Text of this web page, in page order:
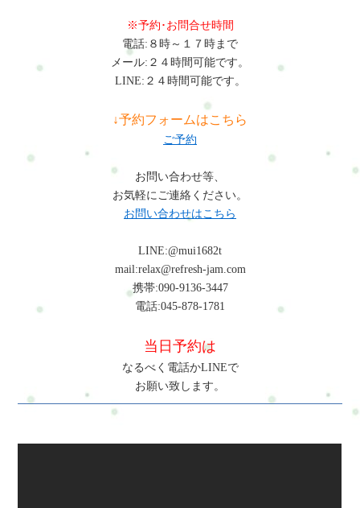
けられるカラダとココロづくりをサポートしています。よくあ
る質問Q:肩こりは仕事を続けながら改善できますか？A：はい、
姿勢改善と整体を併用することで仕事を続けながらでも十分改
善可能です。Q:どのくらいで楽になりますか？A：個人差はあり
ますが、早い方では数回の施術で軽さを実感されます。まとめ
野菜ソムリエは体に優しい仕事に見えて、実際には姿勢や作業
による負担が大きい職業です。日常のケアと整体を取り入れる
ことで、不調の予防と改善が可能になります。初めての方はま
ずこちらへRefresh Jamーロードマップ◆ 安心できる施術を、1度
体験してみるお申し込み方法はこちら・ホットペッパービュー
ティー…予約可・LINE公式…予約・トークでやり取り・お得情
るWEB予約…予約可※掲載サイトによって料金やコースが違い
ます。無理なく、安心して選んでくださいね。#ui-datepicker-
div{z-index:10000 !important;}.ui-datepicker-calendar th,.ui-
datepicker-calendar td{min-width:unset !important;}select.ui-
!important;gap:5px;}span.del + span.del{display:none !important;}お
問合せ・ご予約フォーム内容の確認以下の内容で送信します。
よろしいですか？氏名必須メールアドレス必須お問い合わせ内
容必須お問い合わせ内容によっては回答できない場合もござい
※予約･お問合せ時間
電話:８時～１７時まで
メール:２４時間可能です。
LINE:２４時間可能です。
↓予約フォームはこちら
ご予約
お問い合わせ等、
お気軽にご連絡ください。
お問い合わせはこちら
LINE:@mui1682t
mail:relax@refresh-jam.com
携帯:090-9136-3447
電話:045-878-1781
当日予約は
なるべく電話かLINEで
お願い致します。